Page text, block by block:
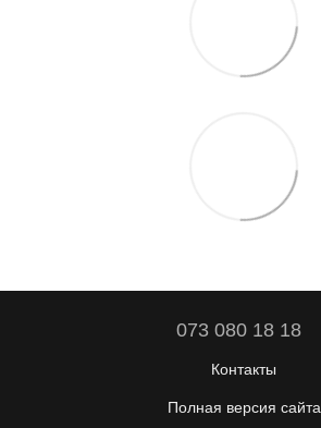
073 080 18 18
Контакты
Полная версия сайта